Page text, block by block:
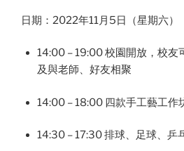
日期：2022年11月5日（星期六）
14:00 – 19:00 校園開放，校友
及與老師、好友相聚
14:00 – 18:00 四款手工藝工作
14:30 – 17:30 排球、足球、乒